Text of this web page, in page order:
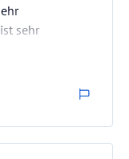
sehr